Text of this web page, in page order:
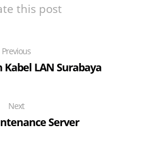
this post
Previous
Kabel LAN Surabaya
Next
Server